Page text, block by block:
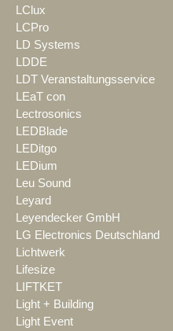
LClux
LCPro
LD Systems
LDDE
LDT Veranstaltungsservice
LEaT con
Lectrosonics
LEDBlade
LEDitgo
LEDium
Leu Sound
Leyard
Leyendecker GmbH
LG Electronics Deutschland
Lichtwerk
Lifesize
LIFTKET
Light + Building
Light Event